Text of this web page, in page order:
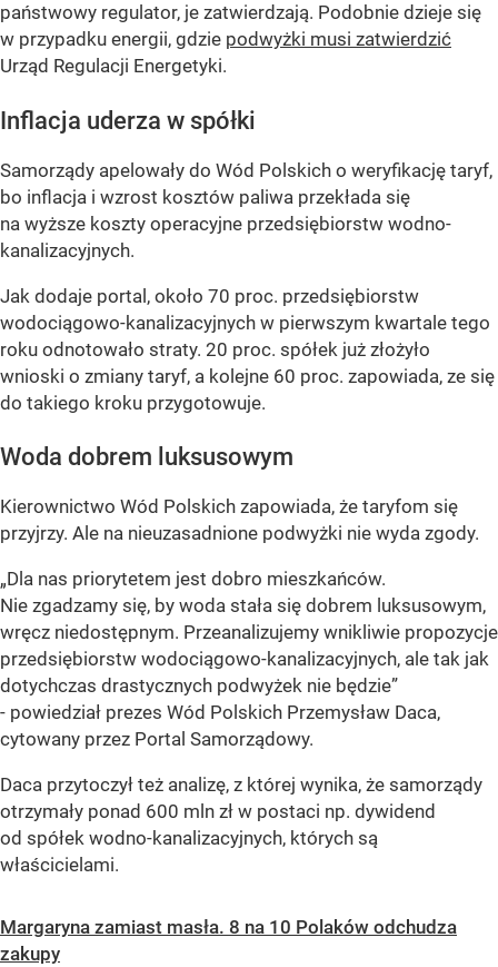
państwowy regulator, je zatwierdzają. Podobnie dzieje się
w przypadku energii, gdzie podwyżki musi zatwierdzić
Urząd Regulacji Energetyki.
Inflacja uderza w spółki
Samorządy apelowały do Wód Polskich o weryfikację taryf,
bo inflacja i wzrost kosztów paliwa przekłada się
na wyższe koszty operacyjne przedsiębiorstw wodno-
kanalizacyjnych.
Jak dodaje portal, około 70 proc. przedsiębiorstw
wodociągowo-kanalizacyjnych w pierwszym kwartale tego
roku odnotowało straty. 20 proc. spółek już złożyło
wnioski o zmiany taryf, a kolejne 60 proc. zapowiada, ze się
do takiego kroku przygotowuje.
Woda dobrem luksusowym
Kierownictwo Wód Polskich zapowiada, że taryfom się
przyjrzy. Ale na nieuzasadnione podwyżki nie wyda zgody.
„Dla nas priorytetem jest dobro mieszkańców.
Nie zgadzamy się, by woda stała się dobrem luksusowym,
wręcz niedostępnym. Przeanalizujemy wnikliwie propozycje
przedsiębiorstw wodociągowo-kanalizacyjnych, ale tak jak
dotychczas drastycznych podwyżek nie będzie”
- powiedział prezes Wód Polskich Przemysław Daca,
cytowany przez Portal Samorządowy.
Daca przytoczył też analizę, z której wynika, że samorządy
otrzymały ponad 600 mln zł w postaci np. dywidend
od spółek wodno-kanalizacyjnych, których są
właścicielami.
Margaryna zamiast masła. 8 na 10 Polaków odchudza
zakupy